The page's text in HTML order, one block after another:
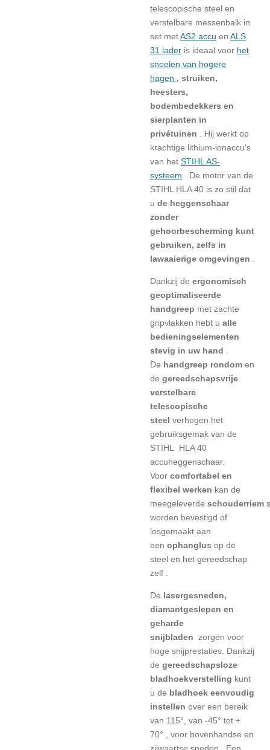
telescopische steel en
verstelbare messenbalk in
set metAS2 accu en ALS
31 lader is ideaal voor het
snoeien van hogere
hagen , struiken,
heesters,
bodembedekkers en
sierplanten in
privétuinen
. Hij werkt op
krachtige lithium-ionaccu's
van het STIHL AS-
systeem
. De motor van de
STIHL HLA 40 is zo stil dat
u de heggenschaar
zonder
gehoorbescherming kunt
gebruiken, zelfs in
lawaaierige omgevingen
Dankzij de ergonomisch
geoptimaliseerde
handgreep met zachte
gripvlakken hebt u alle
bedieningselementen
stevig in uw hand
De handgreep rondom en
de gereedschapsvrije
verstelbare
telescopische
steel verhogen het
gebruiksgemak van de
STIHL HLA 40
accuheggenschaar.
Voor comfortabel en
flexibel werken kan de
meegeleverde schouderriem
worden bevestigd of
losgemaakt aan
een ophanglus op de
steel en het gereedschap
zelf .
De lasergesneden,
diamantgeslepen en
geharde
snijbladen zorgen voor
hoge snijprestaties. Dankzij
de gereedschapsloze
bladhoekverstelling kunt
u de bladhoek eenvoudig
instellen over een bereik
van 115°, van -45° tot +
70° , voor bovenhandse en